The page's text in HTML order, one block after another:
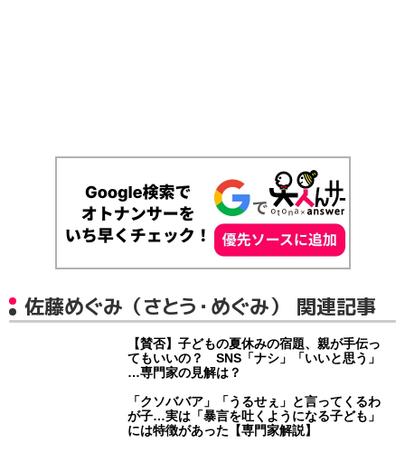
佐藤めぐみ（さとう・めぐみ） 関連記事
【賛否】子どもの夏休みの宿題、親が手伝っ
てもいいの？ SNS「ナシ」「いいと思う」
…専門家の見解は？
「クソババア」「うるせぇ」と言ってくるわ
が子…実は「暴言を吐くようになる子ども」
には特徴があった【専門家解説】